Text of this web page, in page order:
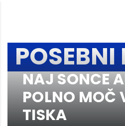
POSEBNI
NAJ SONCE
POLNO MOČ
TISKA